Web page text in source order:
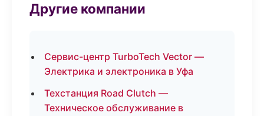
Другие компании
Сервис-центр TurboTech Vector —
Электрика и электроника в Уфа
Техстанция Road Clutch —
Техническое обслуживание в